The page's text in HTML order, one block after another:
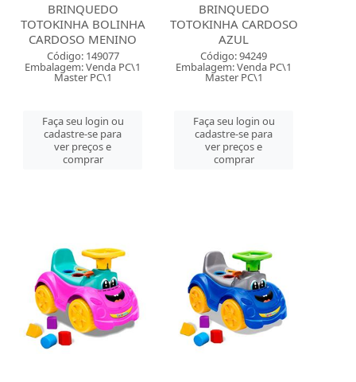
BRINQUEDO
TOTOKINHA BOLINHA
CARDOSO MENINO
Código: 149077
Embalagem: Venda PC\1
Master PC\1
Faça seu login ou
cadastre-se para
ver preços e
comprar
BRINQUEDO
TOTOKINHA CARDOSO
AZUL
Código: 94249
Embalagem: Venda PC\1
Master PC\1
Faça seu login ou
cadastre-se para
ver preços e
comprar